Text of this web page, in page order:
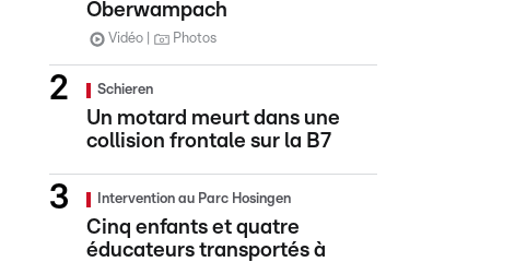
Oberwampach
Vidéo Photos
Schieren
Un motard meurt dans une
collision frontale sur la B7
Intervention au Parc Hosingen
Cinq enfants et quatre
éducateurs transportés à